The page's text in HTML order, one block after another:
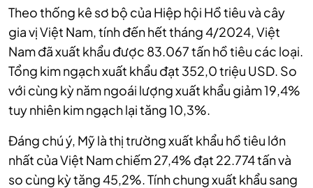
Theo thống kê sơ bộ của Hiệp hội Hồ tiêu và cây
gia vị Việt Nam, tính đến hết tháng 4/2024, Việt
Nam đã xuất khẩu được 83.067 tấn hồ tiêu các loại.
Tổng kim ngạch xuất khẩu đạt 352,0 triệu USD. So
với cùng kỳ năm ngoái lượng xuất khẩu giảm 19,4%
tuy nhiên kim ngạch lại tăng 10,3%.
Đáng chú ý, Mỹ là thị trường xuất khẩu hồ tiêu lớn
nhất của Việt Nam chiếm 27,4% đạt 22.774 tấn và
so cùng kỳ tăng 45,2%. Tính chung xuất khẩu sang